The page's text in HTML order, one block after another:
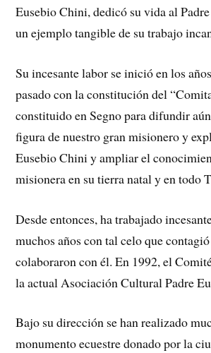
Eusebio Chini, dedicó su vida al
un ejemplo tangible de su trabajo
Su incesante labor se inició en los
pasado con la constitución del
constituido en Segno para difundir
figura de nuestro gran misionero y
Eusebio Chini y ampliar el
misionera en su tierra natal y en todo
Desde entonces, ha trabajado
muchos años con tal celo que
colaboraron con él. En 1992, el
la actual Asociación Cultural Padre
Bajo su dirección se han realizado
monumento ecuestre donado por la